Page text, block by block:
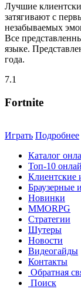
Лучшие
затягивают с
незабываемых
Все
языке.
года.
7.1
Fortnite
Играть Подробнее
Каталог
Топ-10
Клиентские
Браузерные
Новинки
MMORPG
Стратегии
Шутеры
Новости
Видеогайды
Контакты
Обратная
Поиск